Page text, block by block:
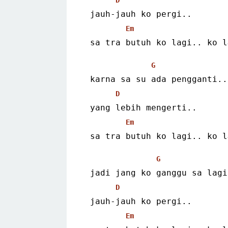
jauh-jauh ko pergi..
Em
sa tra butuh ko lagi.. ko
G
karna sa su ada pengganti..
D
yang lebih mengerti..
Em
sa tra butuh ko lagi.. ko
G
jadi jang ko ganggu sa
D
jauh-jauh ko pergi..
Em